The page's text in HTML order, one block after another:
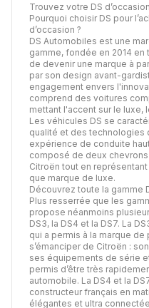
Trouvez votre DS
Pourquoi choisir DS pour
d’occasion ?
DS Automobiles est une
gamme, fondée en 2014
de devenir une marque à
par son design avant-
engagement envers
comprend des voitures
mettant l'accent sur le luxe,
Les véhicules DS se
qualité et des technologies
expérience de conduite
composé de deux
Citroën tout en
que marque de luxe.
Découvrez toute la gamme
Plus resserrée que les
propose néanmoins
DS3, la DS4 et la DS7. La
qui a permis à la marque
s’émanciper de Citroën :
ses équipements de série
permis d’être très
automobile. La DS4 et la
constructeur français en
élégantes et ultra